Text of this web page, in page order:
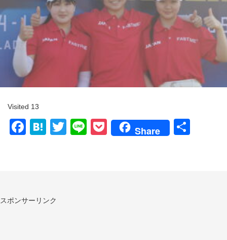
Visited 13
Facebook
Hatena
Twitter
LinePocket
Share
スポンサーリンク